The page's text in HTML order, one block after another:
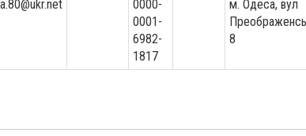
0000-
0001-
6982-
1817
м. Одеса, вул
8